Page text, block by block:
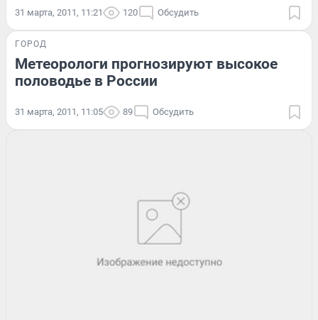
31 марта, 2011, 11:21 120 Обсудить
ГОРОД
Метеорологи прогнозируют высокое
половодье в России
31 марта, 2011, 11:05 89 Обсудить